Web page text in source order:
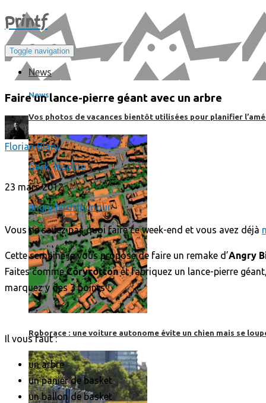
Printf
Toggle navigation
News
News
Vos photos de vacances bientôt utilisées pour planifier
Roborace : une voiture autonome évite un chien mais se
Faire un lance-pierre géant avec un arbre
Florian Blary
Geek,Insolite
23 mars 2012
angry birdshumour
Vous ne savez pas quoi faire ce week-end et vous avez déjà
Cette semaine je vous propose de faire un remake d’Angry
Faites commeCorycottonet fabriquez un lance-pierre
marquez y des 3 points !
Il vous faut :
un arbre
un panier de basket
un ballon de basket